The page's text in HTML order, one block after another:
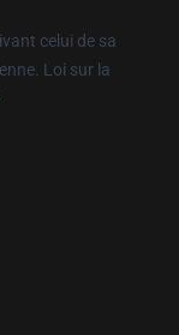
celui de sa
Loi sur la